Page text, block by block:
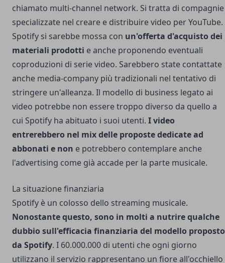
chiamato multi-channel network. Si tratta di compagnie
specializzate nel creare e distribuire video per YouTube.
Spotify si sarebbe mossa con un'offerta d'acquisto dei
materiali prodotti e anche proponendo eventuali
coproduzioni di serie video. Sarebbero state contattate
anche media-company più tradizionali nel tentativo di
stringere un'alleanza. Il modello di business legato ai
video potrebbe non essere troppo diverso da quello a
cui Spotify ha abituato i suoi utenti. I video
entrerebbero nel mix delle proposte dedicate ad
abbonati e non e potrebbero contemplare anche
l'advertising come già accade per la parte musicale.
La situazione finanziaria
Spotify è un colosso dello streaming musicale.
Nonostante questo, sono in molti a nutrire qualche
dubbio sull'efficacia finanziaria del modello proposto
da Spotify. I 60.000.000 di utenti che ogni giorno
utilizzano il servizio rappresentano un fiore all'occhiello